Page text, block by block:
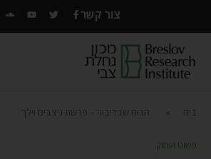
צור קשר
בית הכוח שבדיבור – פרשת ניצבים וילך
פשוט ועמוק